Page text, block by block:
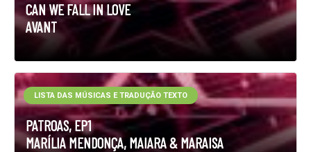
CAN WE FALL IN LOVE
AVANT
PATROAS, EP1
MARÍLIA MENDONÇA, MAIARA & MARAISA
LISTA DAS MÚSICAS E TRADUÇÃO TEXTO